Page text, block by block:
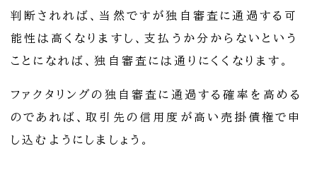
判断されれば、当然ですが独自審査に通過する可
能性は高くなりますし、支払うか分からないという
ことになれば、独自審査には通りにくくなります。
ファクタリングの独自審査に通過する確率を高める
のであれば、取引先の信用度が高い売掛債権で申
し込むようにしましょう。